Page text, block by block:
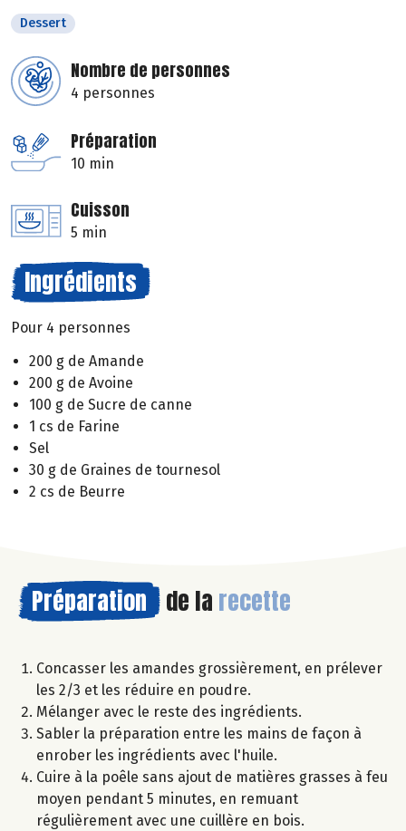
Dessert
Nombre de personnes
4 personnes
Préparation
10 min
Cuisson
5 min
Ingrédients
Pour 4 personnes
200 g de Amande
200 g de Avoine
100 g de Sucre de canne
1 cs de Farine
Sel
30 g de Graines de tournesol
2 cs de Beurre
Préparation de la recette
Concasser les amandes grossièrement, en prélever
les 2/3 et les réduire en poudre.
Mélanger avec le reste des ingrédients.
Sabler la préparation entre les mains de façon à
enrober les ingrédients avec l'huile.
Cuire à la poêle sans ajout de matières grasses à feu
moyen pendant 5 minutes, en remuant
régulièrement avec une cuillère en bois.